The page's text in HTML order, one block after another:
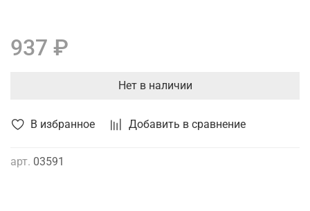
В избранное Добавить в сравнение
арт. 03591
937 ₽
Нет в наличии